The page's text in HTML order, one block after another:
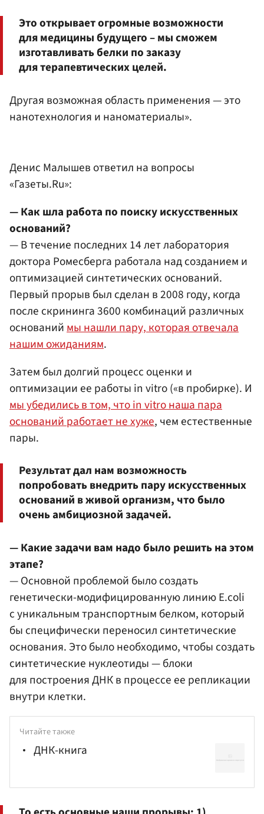
Это открывает огромные возможности
для медицины будущего – мы сможем
изготавливать белки по заказу
для терапевтических целей.
Другая возможная область применения — это
нанотехнология и наноматериалы».
Денис Малышев ответил на вопросы
«Газеты.Ru»:
— Как шла работа по поиску искусственных
оснований?
— В течение последних 14 лет лаборатория
доктора Ромесберга работала над созданием и
оптимизацией синтетических оснований.
Первый прорыв был сделан в 2008 году, когда
после скрининга 3600 комбинаций различных
основаниймы нашли пару, которая отвечала
нашим ожиданиям.
Затем был долгий процесс оценки и
оптимизации ее работы in vitro («в пробирке). И
мы убедились в том, что in vitro наша пара
оснований работает не хуже, чем естественные
пары.
Результат дал нам возможность
попробовать внедрить пару искусственных
оснований в живой организм, что было
очень амбициозной задачей.
— Какие задачи вам надо было решить на этом
этапе?
— Основной проблемой было создать
генетически-модифицированную линию E.coli
с уникальным транспортным белком, который
бы специфически переносил синтетические
основания. Это было необходимо, чтобы создать
синтетические нуклеотиды — блоки
для построения ДНК в процессе ее репликации
внутри клетки.
Читайте также
ДНК-книга